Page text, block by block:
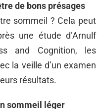
de bons présages
sommeil ? Cela peut
une étude d’Arnulf
and Cognition, les
la veille d’un examen
résultats.
sommeil léger